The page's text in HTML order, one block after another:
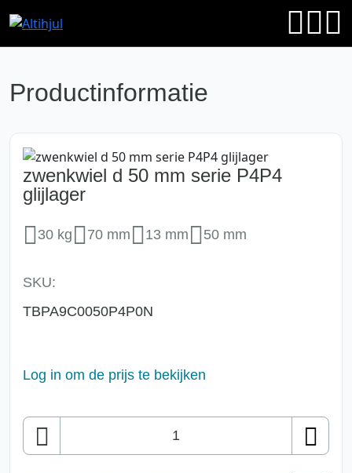
Productinformatie
zwenkwiel d 50 mm serie P4P4
glijlager
30 kg 70 mm 13 mm 50 mm
SKU:
TBPA9C0050P4P0N
Log in om de prijs te bekijken
Aantal